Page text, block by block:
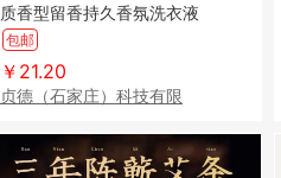
质香型留香持久香氛洗衣液
包邮
￥21.20
贞德（石家庄）科技有限